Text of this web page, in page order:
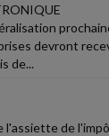
devront
de...
l'assiette de